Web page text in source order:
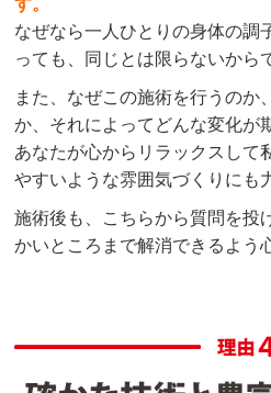
なぜなら一人ひとりの身体の調
っても、同じとは限らないから
また、なぜこの施術を行うのか
か、それによってどんな変化が
あなたが心からリラックスして
やすいような雰囲気づくりにも
施術後も、こちらから質問を投
かいところまで解消できるよう